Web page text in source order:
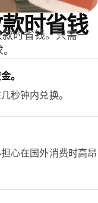
时省钱
时省钱。只需一
。
秒钟内兑换。
心在国外消费时高昂